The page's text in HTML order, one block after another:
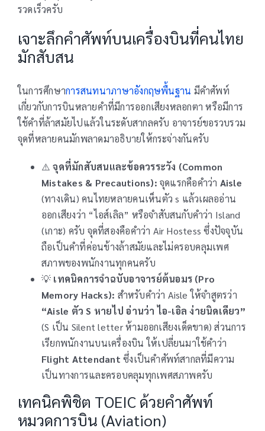
รวดเร็วครับ
เจาะลึกคำศัพท์บนเครื่องบินที่คนไทย
มักสับสน
ในการศึกษาการสนทนาภาษาอังกฤษพื้นฐาน มีคำศัพท์
เกี่ยวกับการบินหลายคำที่มีการออกเสียงหลอกตา หรือมีการ
ใช้คำที่ล้าสมัยไปแล้วในระดับสากลครับ อาจารย์ขอรวบรวม
จุดที่หลายคนมักพลาดมาอธิบายให้กระจ่างกันครับ
⚠️จุดที่มักสับสนและข้อควรระวัง (Common
Mistakes & Precautions): จุดแรกคือคำว่า Aisle
(ทางเดิน) คนไทยหลายคนเห็นตัว s แล้วเผลออ่าน
ออกเสียงว่า “ไอส์เลิล” หรือจำสับสนกับคำว่า Island
(เกาะ) ครับ จุดที่สองคือคำว่า Air Hostess ซึ่งปัจจุบัน
ถือเป็นคำที่ค่อนข้างล้าสมัยและไม่ครอบคลุมเพศ
สภาพของพนักงานทุกคนครับ
💡 เทคนิคการจำฉบับอาจารย์ต้นอมร (Pro
Memory Hacks): สำหรับคำว่า Aisle ให้จำสูตรว่า
“Aisle ตัว S หายไป อ่านว่า ไอ-เอิล ง่ายนิดเดียว”
(S เป็น Silent letter ห้ามออกเสียงเด็ดขาด) ส่วนการ
เรียกพนักงานบนเครื่องบิน ให้เปลี่ยนมาใช้คำว่า
Flight Attendant ซึ่งเป็นคำศัพท์สากลที่มีความ
เป็นทางการและครอบคลุมทุกเพศสภาพครับ
เทคนิคพิชิต TOEIC ด้วยคำศัพท์
หมวดการบิน (Aviation)